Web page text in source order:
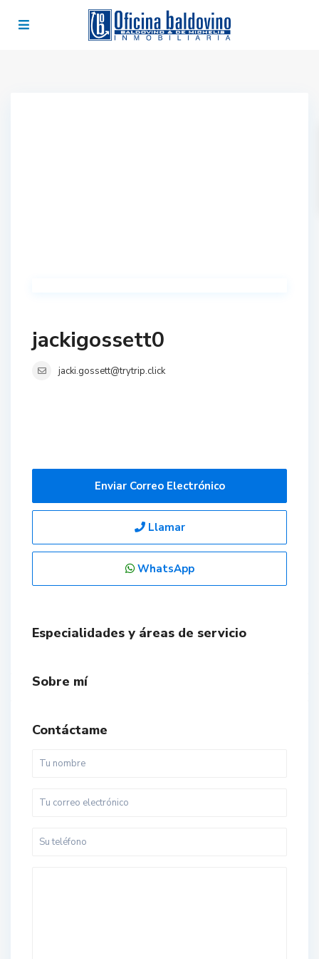
jackigossett0
jacki.gossett@trytrip.click
Enviar Correo Electrónico
Llamar
WhatsApp
Especialidades y áreas de servicio
Sobre mí
Contáctame